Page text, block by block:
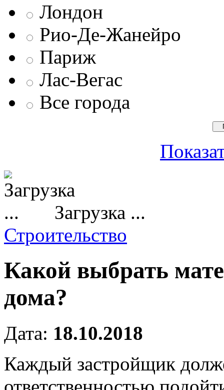
Лондон
Рио-Де-Жанейро
Париж
Лас-Вегас
Все города
Загрузка ...
Строительство
Какой выбрать
дома?
Дата: 18.10.2018
Каждый застройщик